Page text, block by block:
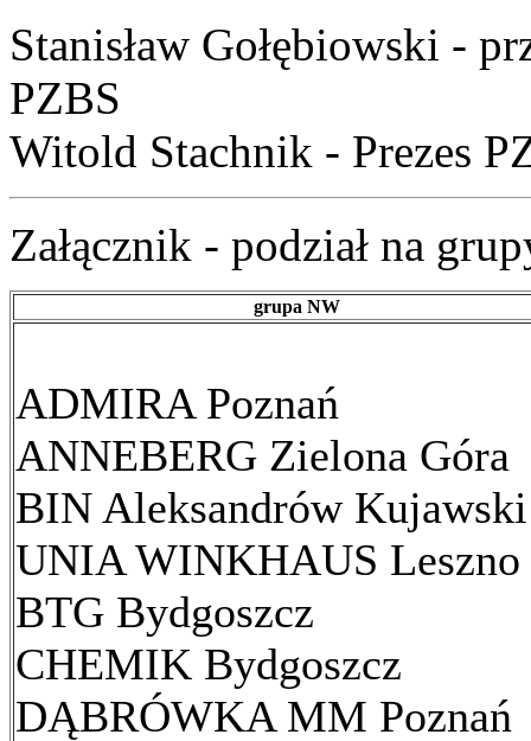
Stanisław Gołębiowski -
PZBS
Witold Stachnik - Prezes
Załącznik - podział na
grupa NW
ADMIRA Poznań
ANNEBERG Zielona Góra
BIN Aleksandrów Kujawski
UNIA WINKHAUS Leszno
BTG Bydgoszcz
CHEMIK Bydgoszcz
DĄBRÓWKA MM Poznań